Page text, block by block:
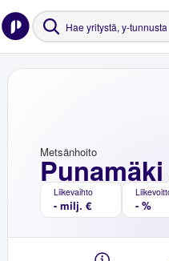
Metsänhoito
Liikevaihto
- milj. € - %